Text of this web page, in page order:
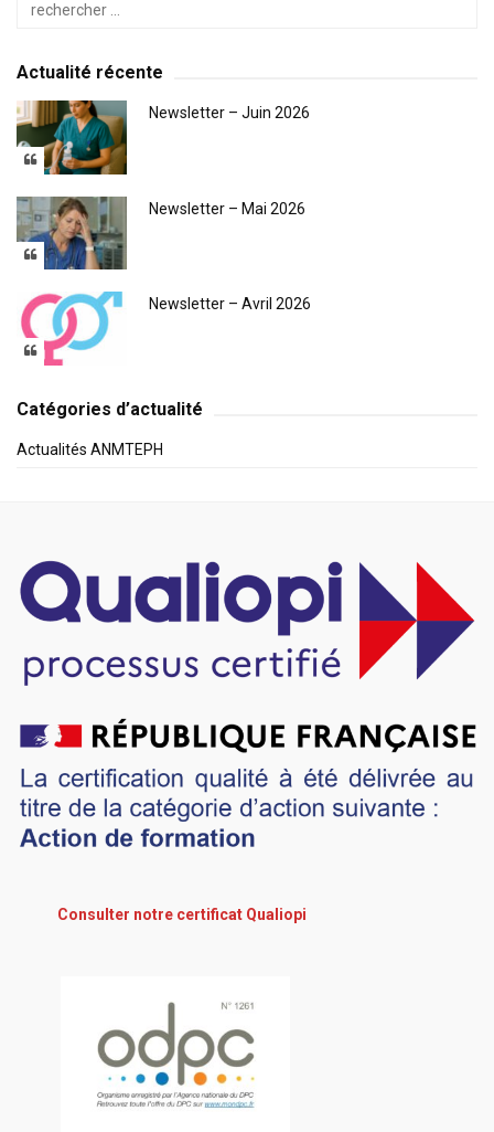
Actualité récente
Newsletter – Juin 2026
Newsletter – Mai 2026
Newsletter – Avril 2026
Catégories d’actualité
Actualités ANMTEPH
Consulter notre certificat Qualiopi